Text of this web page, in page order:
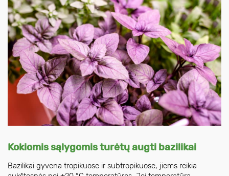
Kokiomis sąlygomis turėtų augti bazilikai
Bazilikai gyvena tropikuose ir subtropikuose, jiems reikia